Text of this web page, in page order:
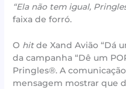
“Ela não tem igual,
faixa de forró.
O hitde Xand Avião “Dá
da campanha “Dê um
Pringles®. A
mensagem mostrar que